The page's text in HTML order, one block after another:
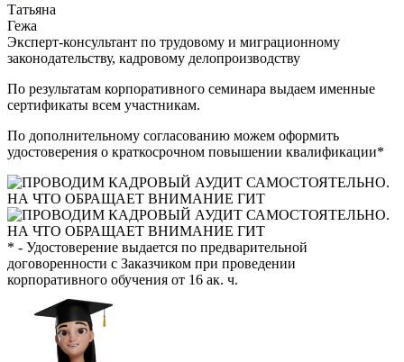
Татьяна
Гежа
Эксперт-консультант по трудовому и миграционному
законодательству, кадровому делопроизводству
По результатам корпоративного семинара выдаем именные
сертификаты всем участникам.
По дополнительному согласованию можем оформить
удостоверения о краткосрочном повышении квалификации*
* - Удостоверение выдается по предварительной
договоренности с Заказчиком при проведении
корпоративного обучения от 16 ак. ч.